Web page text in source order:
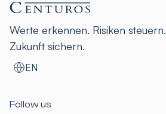
Werte erkennen. Risiken steuern.
Zukunft sichern.
EN
Follow us